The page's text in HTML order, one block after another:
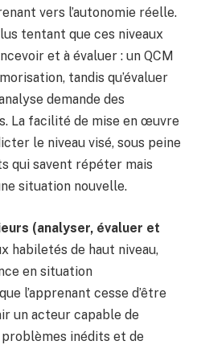
vers l’autonomie réelle.
tentant que ces niveaux
et à évaluer : un QCM
tandis qu’évaluer
demande des
La facilité de mise en œuvre
le niveau visé, sous peine
qui savent répéter mais
situation nouvelle.
(analyser, évaluer et
habiletés de haut niveau,
en situation
l’apprenant cesse d’être
un acteur capable de
inédits et de